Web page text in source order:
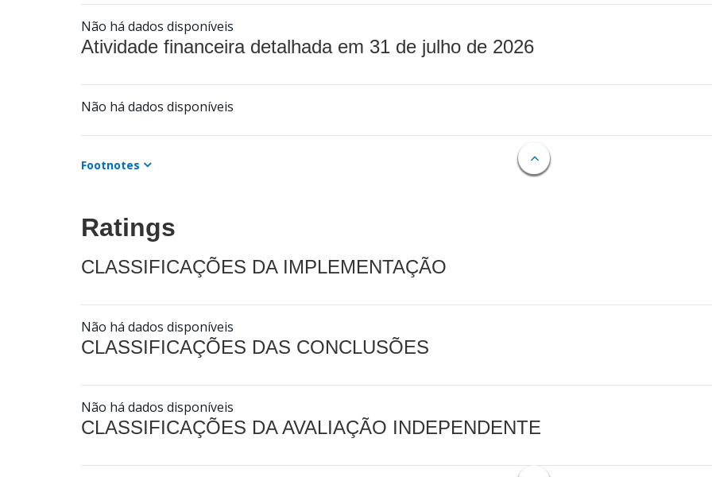
Não há dados disponíveis
Atividade financeira detalhada em 31 de julho de 2026
Não há dados disponíveis
Footnotes
Ratings
CLASSIFICAÇÕES DA IMPLEMENTAÇÃO
Não há dados disponíveis
CLASSIFICAÇÕES DAS CONCLUSÕES
Não há dados disponíveis
CLASSIFICAÇÕES DA AVALIAÇÃO INDEPENDENTE